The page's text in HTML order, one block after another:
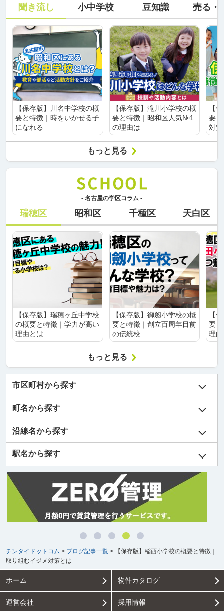
聞き流し 小中学校 豆知識 売る・
【保存版】川名中学校の概
要と特徴｜時をいかせる子
になれる
【保存版】滝川小学校の概
要と特徴｜昭和区人気№1
の理由は
【
要
対
もっと見る
- 名古屋の学区コラム -
瑞穂区 昭和区 千種区 天白区
【保存版】瑞穂ヶ丘中学校
の概要と特徴｜学力が高い
理由とは
【保存版】御劔小学校の概
要と特徴｜創立百周年目前
の伝統校
【
要
理
もっと見る
市区町村から探す
町名から探す
沿線名から探す
駅名から探す
チンタイドットコム > ブログ記事一覧 >
【保存版】稲西小学校の概要と特徴｜
取り組むイジメ対策とは
ホーム 物件カタログ
運営会社 採用情報